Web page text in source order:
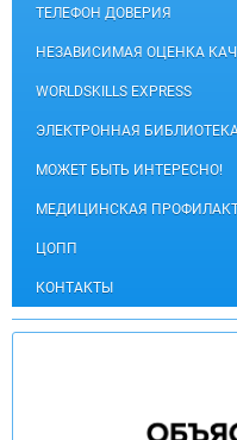
ТЕЛЕФОН ДОВЕРИЯ
НЕЗАВИСИМАЯ ОЦЕНКА
WORLDSKILLS EXPRESS
ЭЛЕКТРОННАЯ
МОЖЕТ БЫТЬ ИНТЕРЕСНО!
МЕДИЦИНСКАЯ
ЦОПП
КОНТАКТЫ